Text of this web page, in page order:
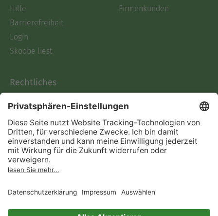
Hilfe
Barrierefreiheit
Login
Skoobe liest
Firmenkunden
Rechtliches
AGB
Informationen nach Data
Act
Verträge hier kündigen
Impressum